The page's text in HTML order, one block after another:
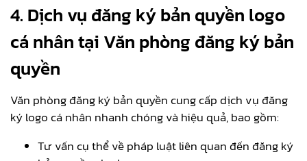
4. Dịch vụ đăng ký bản quyền logo
cá nhân tại Văn phòng đăng ký bản
quyền
Văn phòng đăng ký bản quyền cung cấp dịch vụ đăng
ký logo cá nhân nhanh chóng và hiệu quả, bao gồm:
Tư vấn cụ thể về pháp luật liên quan đến đăng ký